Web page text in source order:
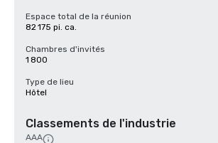
Espace total de la réunion
82 175 pi. ca.
Chambres d'invités
1 800
Type de lieu
Hôtel
Classements de l'industrie
AAA